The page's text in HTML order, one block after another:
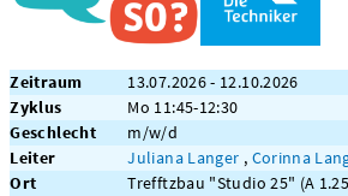
Zeitraum
13.07.2026 - 12.10.2026
Zyklus
Mo 11:45-12:30
Geschlecht
m/w/d
Leiter
Juliana Langer , Corinna
Ort
Trefftzbau "Studio 25" (A